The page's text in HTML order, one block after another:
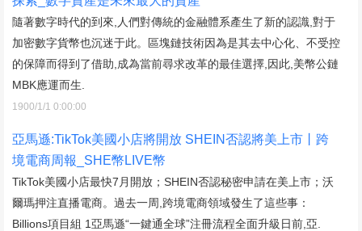
隨著數字時代的到來,人們對傳統的金融體系產生了新的認識,對于
加密數字貨幣也沉迷于此。區塊鏈技術因為是其去中心化、不受控
的保障而得到了借助,成為當前尋求改革的最佳選擇,因此,美幣公鏈
MBK應運而生.
1900/1/1 0:00:00
亞馬遜:TikTok美國小店將開放 SHEIN否認將美上市丨跨
境電商周報_SHE幣LIVE幣
TikTok美國小店最快7月開放；SHEIN否認秘密申請在美上市；沃
爾瑪押注直播電商。過去一周,跨境電商領域發生了這些事：
Billions項目組 1亞馬遜“一鍵通全球”注冊流程全面升級日前,亞.